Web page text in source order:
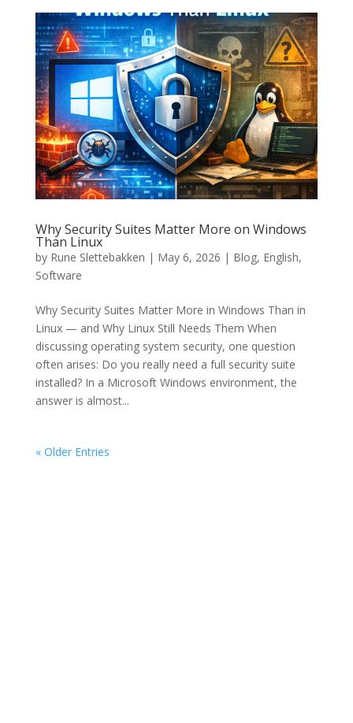
Why Security Suites Matter More on Windows
Than Linux
by Rune Slettebakken | May 6, 2026 | Blog, English,
Software
Why Security Suites Matter More in Windows Than in
Linux — and Why Linux Still Needs Them When
discussing operating system security, one question
often arises: Do you really need a full security suite
installed? In a Microsoft Windows environment, the
answer is almost...
« Older Entries